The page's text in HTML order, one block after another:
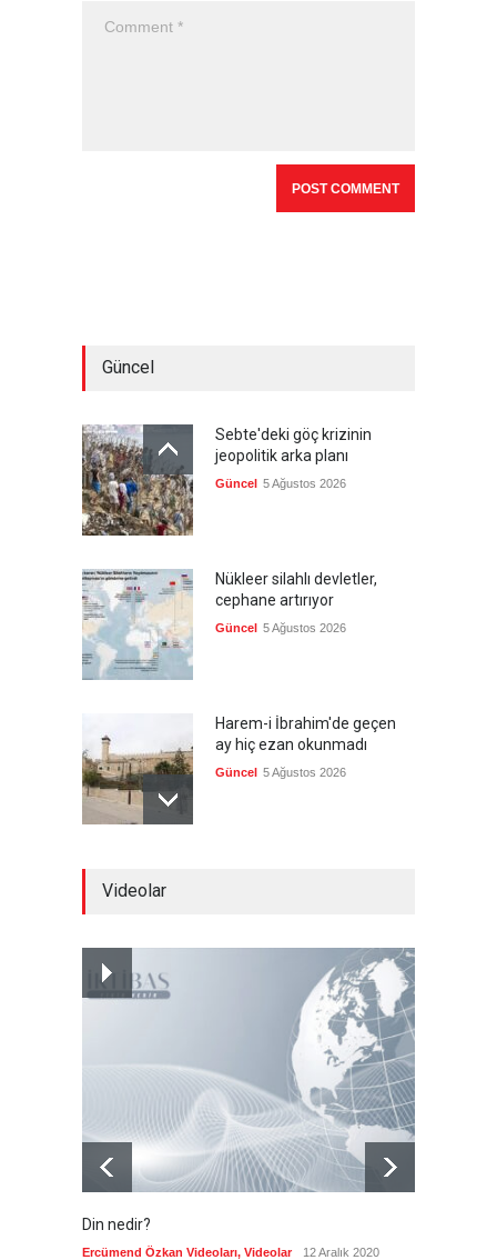
Güncel
Sebte'deki göç krizinin
jeopolitik arka planı
Güncel 5 Ağustos 2026
Nükleer silahlı devletler,
cephane artırıyor
Güncel 5 Ağustos 2026
Harem-i İbrahim'de geçen
ay hiç ezan okunmadı
Güncel 5 Ağustos 2026
Almanya'nın otomotiv
merkezli ekonomi modeli
sınıra dayandı
Güncel 5 Ağustos 2026
Videolar
Din nedir?
Ercümend Özkan Videoları, Videolar 12 Aralık 2020